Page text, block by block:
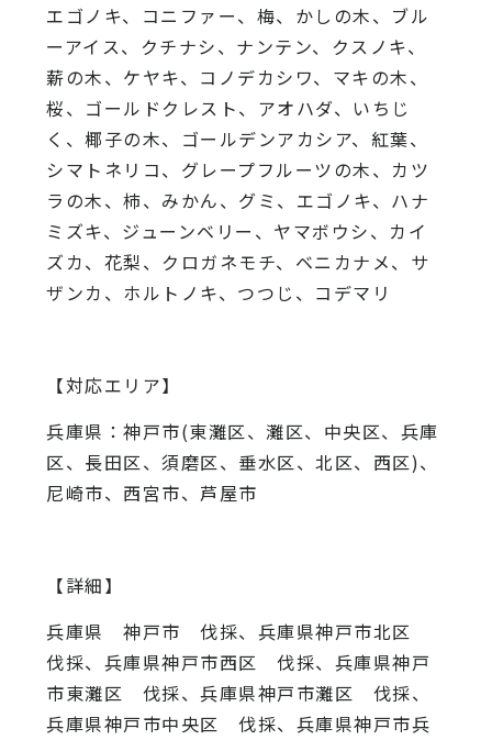
エゴノキ、コニファー、梅、かしの木、ブル
ーアイス、 クチナシ、ナンテン、クスノキ、
薪の木、ケヤキ、コノデカシワ、マキの木、
桜、 ゴールドクレスト、アオハダ、いちじ
く、椰子の木、 ゴールデンアカシア、紅葉、
シマトネリコ、 グレープフルーツの木、カツ
ラの木、柿、みかん、グミ、 エゴノキ、ハナ
ミズキ、ジューンベリー、ヤマボウシ、カイ
ズカ、 花梨、クロガネモチ、ベニカナメ、サ
ザンカ、ホルトノキ、 つつじ、コデマリ
【対応エリア】
兵庫県：神戸市(東灘区、灘区、中央区、兵庫
区、長田区、須磨区、垂水区、北区、西区)、
尼崎市、西宮市、芦屋市
【詳細】
兵庫県 神戸市 伐採、兵庫県神戸市北区
伐採、兵庫県神戸市西区 伐採、兵庫県神戸
市東灘区 伐採、兵庫県神戸市灘区 伐採、
兵庫県神戸市中央区 伐採、兵庫県神戸市兵